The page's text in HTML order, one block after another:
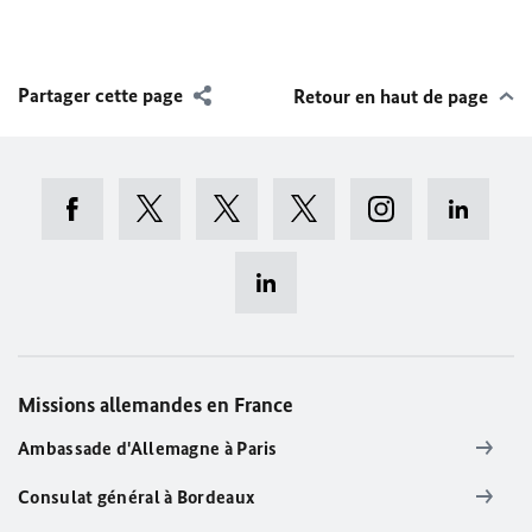
Partager cette page Retour en haut de page
Missions allemandes en France
Ambassade d'Allemagne à Paris
Consulat général à Bordeaux